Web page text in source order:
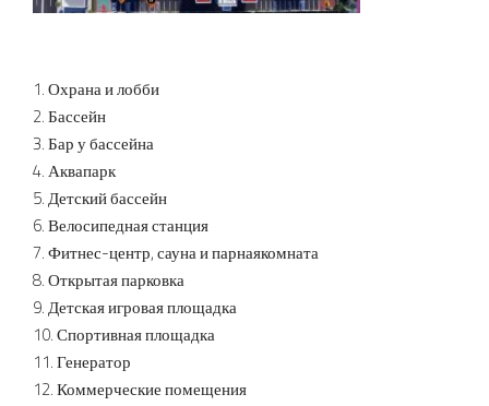
1. Охрана и лобби
2. Бассейн
3. Бар у бассейна
4. Аквапарк
5. Детский бассейн
6. Велосипедная станция
7. Фитнес-центр, сауна и парнаякомната
8. Открытая парковка
9. Детская игровая площадка
10. Спортивная площадка
11. Генератор
12. Коммерческие помещения